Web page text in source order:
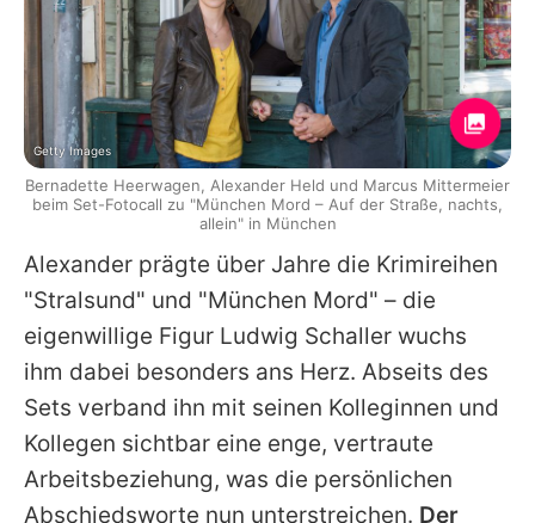
Alexander prägte über Jahre die Krimireihen
"Stralsund" und "München Mord" – die
eigenwillige Figur Ludwig Schaller wuchs
ihm dabei besonders ans Herz. Abseits des
Sets verband ihn mit seinen Kolleginnen und
Kollegen sichtbar eine enge, vertraute
Arbeitsbeziehung, was die persönlichen
Abschiedsworte nun unterstreichen. Der
Getty Images
Bernadette Heerwagen, Alexander Held und Marcus Mittermeier
beim Set-Fotocall zu "München Mord – Auf der Straße, nachts,
allein" in München